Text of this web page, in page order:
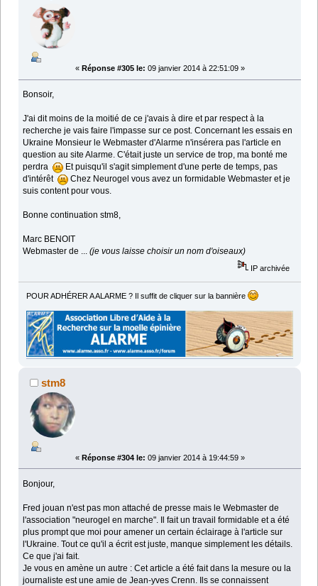
« Réponse #305 le: 09 janvier 2014 à 22:51:09 »
Bonsoir,
J'ai dit moins de la moitié de ce j'avais à dire et par respect à la
recherche je vais faire l'impasse sur ce post. Concernant les essais en
Ukraine Monsieur le Webmaster d'Alarme n'insérera pas l'article en
question au site Alarme. C'était juste un service de trop, ma bonté me
perdra
Et puisqu'il s'agit simplement d'une perte de temps, pas
d'intérêt
Chez Neurogel vous avez un formidable Webmaster et je
suis content pour vous.
Bonne continuation stm8,
Marc BENOIT
Webmaster de ...(je vous laisse choisir un nom d'oiseaux)
IP archivée
POUR ADHÉRER A ALARME ? Il suffit de cliquer sur la bannière
stm8
« Réponse #304 le: 09 janvier 2014 à 19:44:59 »
Bonjour,
Fred jouan n'est pas mon attaché de presse mais le Webmaster de
l'association "neurogel en marche". Il fait un travail formidable et a été
plus prompt que moi pour amener un certain éclairage à l'article sur
l'Ukraine. Tout ce qu'il a écrit est juste, manque simplement les détails.
Ce que j'ai fait.
Je vous en amène un autre : Cet article a été fait dans la mesure ou la
journaliste est une amie de Jean-yves Crenn. Ils se connaissent